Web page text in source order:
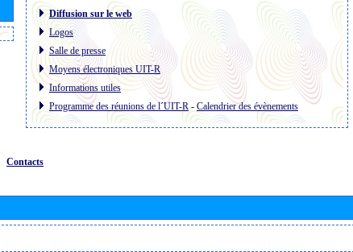
Diffusion sur le web
Logos
Salle de presse
Moyens électroniques UIT-R
Informations utiles
Programme des réunions de l´UIT-R- Calendrier des évènements
Contacts